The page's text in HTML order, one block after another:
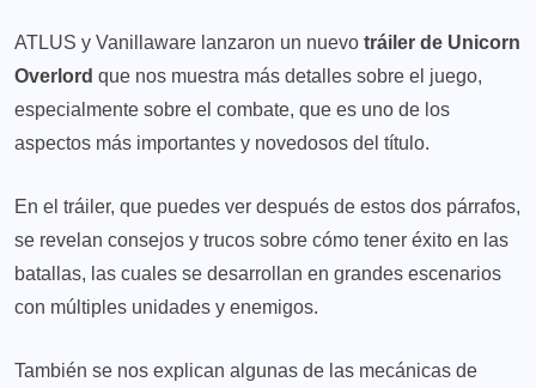
ATLUS y Vanillaware lanzaron un nuevo tráiler de Unicorn
Overlord que nos muestra más detalles sobre el juego,
especialmente sobre el combate, que es uno de los
aspectos más importantes y novedosos del título.
En el tráiler, que puedes ver después de estos dos párrafos,
se revelan consejos y trucos sobre cómo tener éxito en las
batallas, las cuales se desarrollan en grandes escenarios
con múltiples unidades y enemigos.
También se nos explican algunas de las mecánicas de